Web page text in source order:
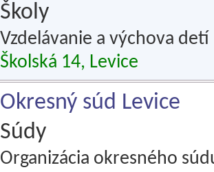
Školy
Vzdelávanie a výchova
Školská 14, Levice
Okresný súd Levice
Súdy
Organizácia okresného